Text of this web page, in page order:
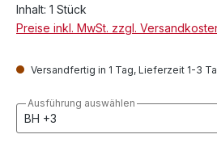
Inhalt: 1 Stück
Preise inkl. MwSt. zzgl.
Versandfertig in 1 Tag, Lieferzeit 1-3
Ausführung auswählen